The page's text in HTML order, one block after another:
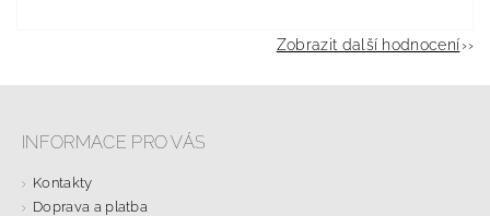
Zobrazit další hodnocení
INFORMACE PRO VÁS
Kontakty
Doprava a platba